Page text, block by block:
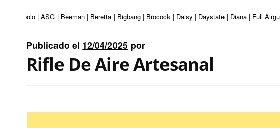
Apolo | ASG | Beeman | Beretta | Bigbang | Brocock | Daisy | Daystate | Diana | Full
Publicado el 12/04/2025 por
Rifle De Aire Artesanal